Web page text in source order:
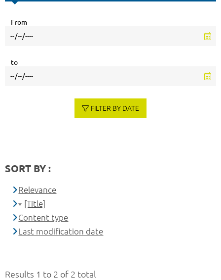
Results 1 to 2 of 2 total
From
to
FILTER BY DATE
SORT BY :
Relevance
[Title]
Content type
Last modification date